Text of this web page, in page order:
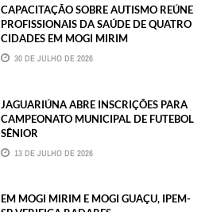
CAPACITAÇÃO SOBRE AUTISMO REÚNE
PROFISSIONAIS DA SAÚDE DE QUATRO
CIDADES EM MOGI MIRIM
30 DE JULHO DE 2026
JAGUARIÚNA ABRE INSCRIÇÕES PARA
CAMPEONATO MUNICIPAL DE FUTEBOL
SÊNIOR
13 DE JULHO DE 2026
EM MOGI MIRIM E MOGI GUAÇU, IPEM-